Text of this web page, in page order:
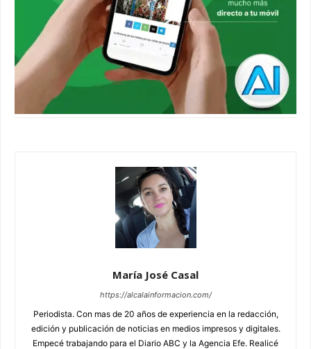
María José Casal
https://alcalainformacion.com/
Periodista. Con mas de 20 años de experiencia en la redacción,
edición y publicación de noticias en medios impresos y digitales.
Empecé trabajando para el Diario ABC y la Agencia Efe. Realicé